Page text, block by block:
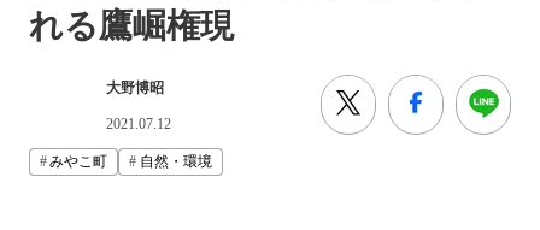
れる鷹崛権現
大野博昭
2021.07.12
みやこ町 自然・環境